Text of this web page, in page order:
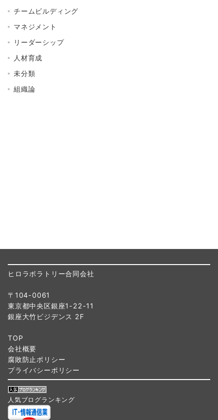
チームビルディング
マネジメント
リーダーシップ
人材育成
未分類
組織論
ヒロラボラトリー合同会社
〒104-0061
東京都中央区銀座1-22-11
銀座大竹ビジデンス 2F
TOP
会社概要
腐敗防止ポリシー
プライバシーポリシー
人気ブログランキング